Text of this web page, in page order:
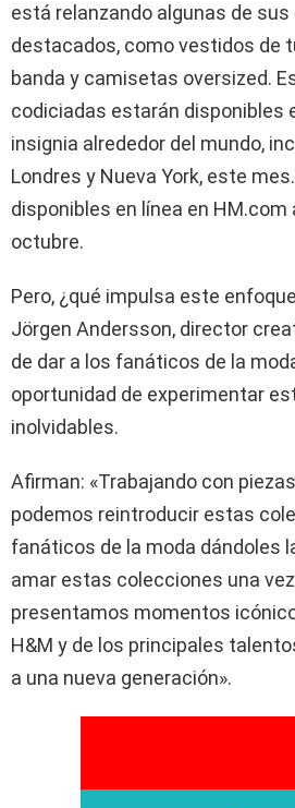
está relanzando algunas de
destacados, como vestidos de
banda y camisetas oversized.
codiciadas estarán disponibles
insignia alrededor del mundo,
Londres y Nueva York, este
disponibles en línea en HM.com
octubre.
Pero, ¿qué impulsa este
Jörgen Andersson, director
de dar a los fanáticos de la
oportunidad de experimentar
inolvidables.
Afirman: «Trabajando con
podemos reintroducir estas
fanáticos de la moda dándoles
amar estas colecciones una
presentamos momentos
H&M y de los principales
a una nueva generación».